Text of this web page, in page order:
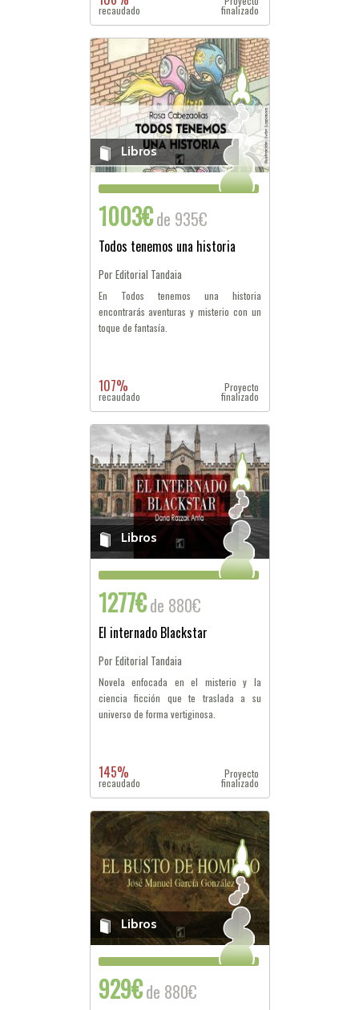
recaudado finalizado
Libros
1003€de 935€
Todos tenemos una historia
Por Editorial Tandaia
En Todos tenemos una historia
encontrarás aventuras y misterio con un
toque de fantasía.
107%
recaudado
Proyecto
finalizado
Libros
1277€de 880€
El internado Blackstar
Por Editorial Tandaia
Novela enfocada en el misterio y la
ciencia ficción que te traslada a su
universo de forma vertiginosa.
145%
recaudado
Proyecto
finalizado
Libros
929€de 880€